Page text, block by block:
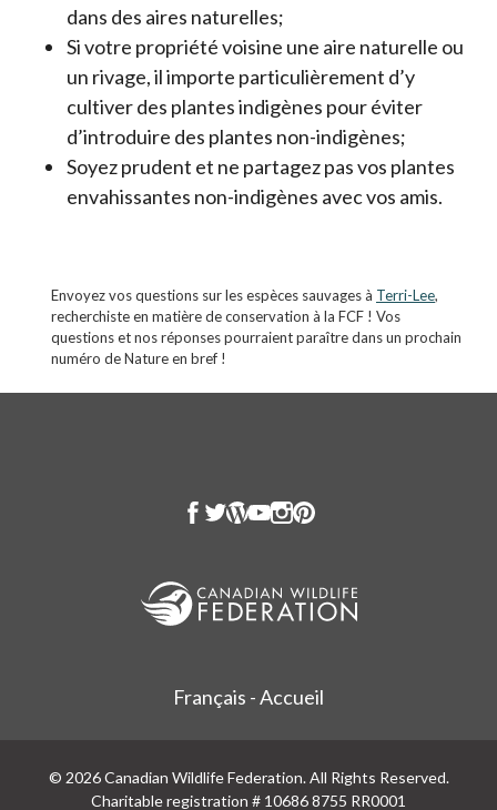
dans des aires naturelles;
Si votre propriété voisine une aire naturelle ou
un rivage, il importe particulièrement d’y
cultiver des plantes indigènes pour éviter
d’introduire des plantes non-indigènes;
Soyez prudent et ne partagez pas vos plantes
envahissantes non-indigènes avec vos amis.
Envoyez vos questions sur les espèces sauvages à Terri-Lee,
recherchiste en matière de conservation à la FCF ! Vos
questions et nos réponses pourraient paraître dans un prochain
numéro de Nature en bref !
Français - Accueil
© 2026 Canadian Wildlife Federation. All Rights Reserved.
Charitable registration # 10686 8755 RR0001